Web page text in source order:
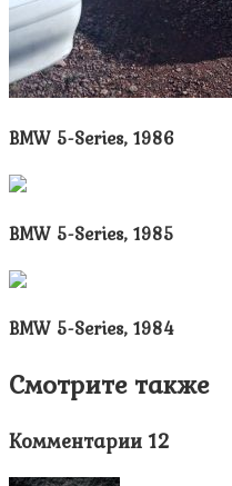
BMW 5-Series, 1986
BMW 5-Series, 1985
BMW 5-Series, 1984
Смотрите также
Комментарии 12